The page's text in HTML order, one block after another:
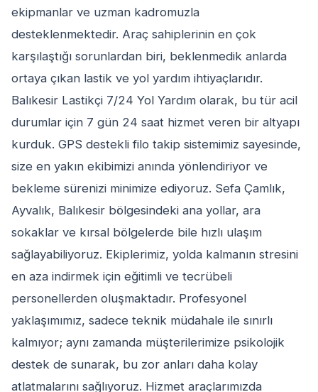
ekipmanlar ve uzman kadromuzla
desteklenmektedir. Araç sahiplerinin en çok
karşılaştığı sorunlardan biri, beklenmedik anlarda
ortaya çıkan lastik ve yol yardım ihtiyaçlarıdır.
Balıkesir Lastikçi 7/24 Yol Yardım olarak, bu tür acil
durumlar için 7 gün 24 saat hizmet veren bir altyapı
kurduk. GPS destekli filo takip sistemimiz sayesinde,
size en yakın ekibimizi anında yönlendiriyor ve
bekleme sürenizi minimize ediyoruz. Sefa Çamlık,
Ayvalık, Balıkesir bölgesindeki ana yollar, ara
sokaklar ve kırsal bölgelerde bile hızlı ulaşım
sağlayabiliyoruz. Ekiplerimiz, yolda kalmanın stresini
en aza indirmek için eğitimli ve tecrübeli
personellerden oluşmaktadır. Profesyonel
yaklaşımımız, sadece teknik müdahale ile sınırlı
kalmıyor; aynı zamanda müşterilerimize psikolojik
destek de sunarak, bu zor anları daha kolay
atlatmalarını sağlıyoruz. Hizmet araçlarımızda